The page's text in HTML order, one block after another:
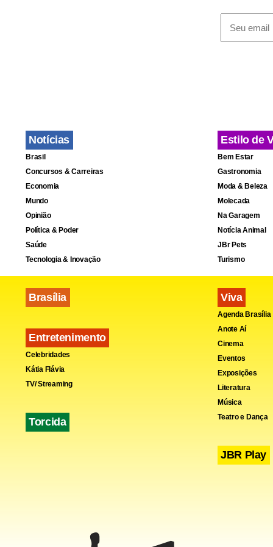
Notícias
Brasil
Concursos & Carreiras
Economia
Mundo
Opinião
Política & Poder
Saúde
Tecnologia & Inovação
Brasília
Entretenimento
Celebridades
Kátia Flávia
TV/ Streaming
Torcida
Estilo de
Bem Estar
Gastronomia
Moda & Beleza
Molecada
Na Garagem
Notícia Animal
JBr Pets
Turismo
Viva
Agenda Brasília
Anote Aí
Cinema
Eventos
Exposições
Literatura
Música
Teatro e Dança
JBR Play